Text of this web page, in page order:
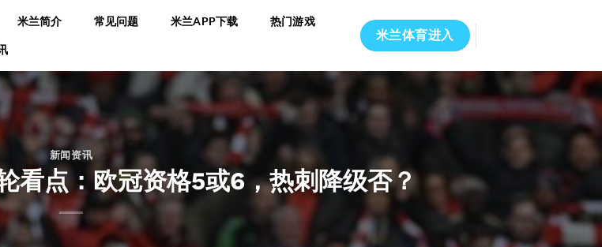
米兰简介 常见问题 米兰APP下载 热门游戏
米兰体育进入
新闻资讯
看点：欧冠资格5或6，热刺降级否？